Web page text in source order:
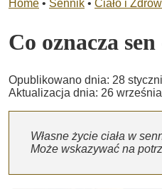
Home • Sennik • Ciało i
Co oznacza sen
Opublikowano dnia: 28
Aktualizacja dnia: 26
Własne życie ciała w
Może wskazywać na